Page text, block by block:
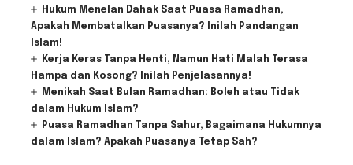
Hukum Menelan Dahak Saat Puasa Ramadhan,
Apakah Membatalkan Puasanya? Inilah Pandangan
Islam!
Kerja Keras Tanpa Henti, Namun Hati Malah Terasa
Hampa dan Kosong? Inilah Penjelasannya!
Menikah Saat Bulan Ramadhan: Boleh atau Tidak
dalam Hukum Islam?
Puasa Ramadhan Tanpa Sahur, Bagaimana Hukumnya
dalam Islam? Apakah Puasanya Tetap Sah?